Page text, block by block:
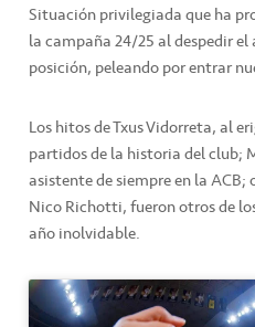
Situación privilegiada que ha
la campaña 24/25 al despedir
posición, peleando por entrar
Los hitos de Txus Vidorreta, al
partidos de la historia del club;
asistente de siempre en la
Nico Richotti, fueron otros de
año inolvidable.